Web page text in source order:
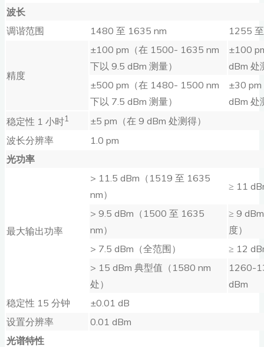
波长
调谐范围
1480 至 1635 nm 1255
精度
±100 pm（在 1500- 1635 nm
下以 9.5 dBm 测量）
±100
dBm 处
±500 pm（在 1480- 1500 nm
下以 7.5 dBm 测量）
±30 pm
dBm 处
稳定性 1 小时1
±5 pm（在 9 dBm 处测得）
波长分辨率
1.0 pm
光功率
最大输出功率
> 11.5 dBm（1519 至 1635
nm）
≥ 11
> 9.5 dBm（1500 至 1635
nm）
≥ 9
度）
> 7.5 dBm（全范围）
≥ 12
> 15 dBm 典型值（1580 nm
处）
1260-
dBm
稳定性 15 分钟
±0.01 dB
设置分辨率
0.01 dBm
光谱特性